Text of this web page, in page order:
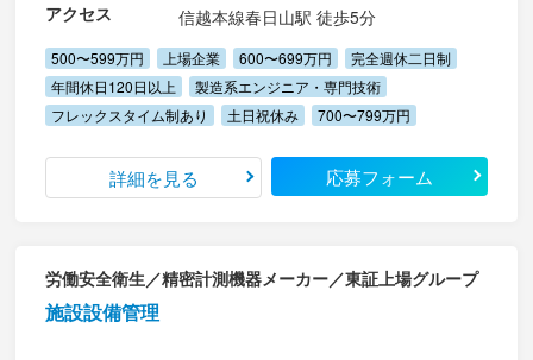
アクセス
信越本線春日山駅 徒歩5分
500〜599万円 上場企業 600〜699万円
完全週休二日制
年間休日120日以上
製造系エンジニア・専門技術
フレックスタイム制あり
土日祝休み 700〜799万円
詳細を見る 応募フォーム
労働安全衛生／精密計測機器メーカー／東証上場グループ
施設設備管理